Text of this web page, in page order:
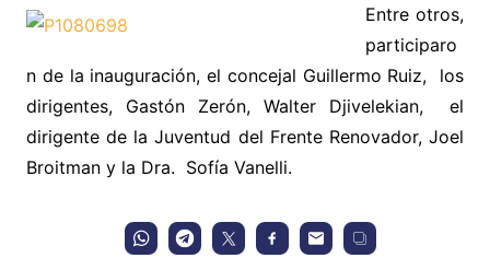
Entre otros,
participaro
n de la inauguración, el concejal Guillermo Ruiz, los
dirigentes, Gastón Zerón, Walter Djivelekian, el
dirigente de la Juventud del Frente Renovador, Joel
Broitman y la Dra. Sofía Vanelli.